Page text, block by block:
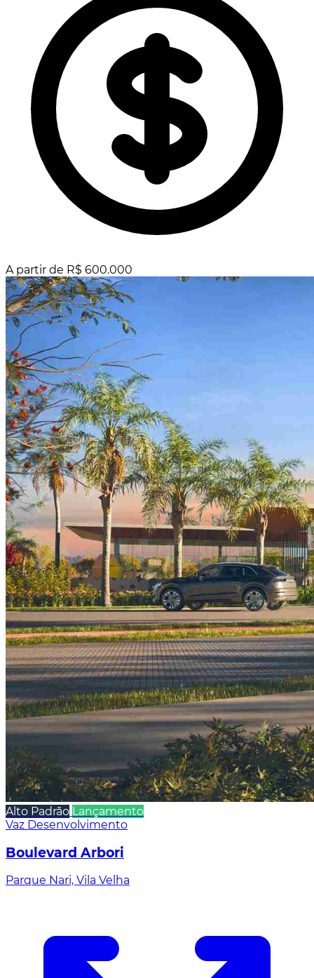
A partir de R$ 600.000
Alto Padrão Lançamento
Vaz Desenvolvimento
Boulevard Arbori
Parque Nari, Vila Velha